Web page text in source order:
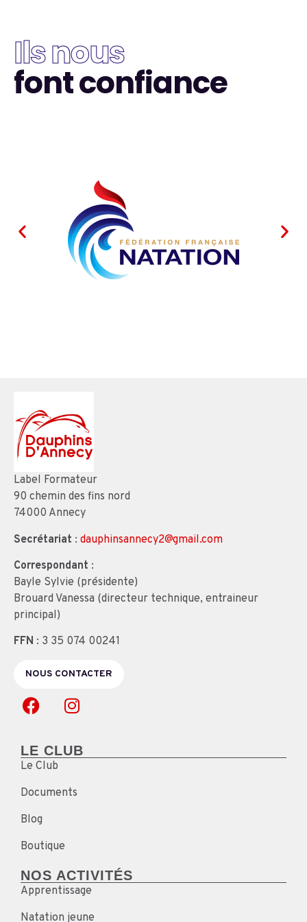
Ils nous
font confiance
Label Formateur
90 chemin des fins nord
74000 Annecy
Secrétariat : dauphinsannecy2@gmail.com
Correspondant :
Bayle Sylvie (présidente)
Brouard Vanessa (directeur technique, entraineur
principal)
FFN : 3 35 074 00241
NOUS CONTACTER
LE CLUB
Le Club
Documents
Blog
Boutique
NOS ACTIVITÉS
Apprentissage
Natation jeune